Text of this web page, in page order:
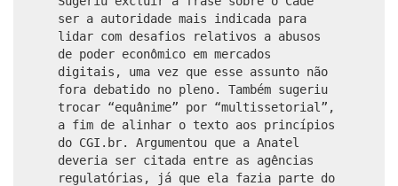
ser a autoridade mais indicada para
lidar com desafios relativos a abusos
de poder econômico em mercados
digitais, uma vez que esse assunto não
fora debatido no pleno. Também sugeriu
trocar “equânime” por “multissetorial”,
a fim de alinhar o texto aos princípios
do CGI.br. Argumentou que a Anatel
deveria ser citada entre as agências
regulatórias, já que ela fazia parte do